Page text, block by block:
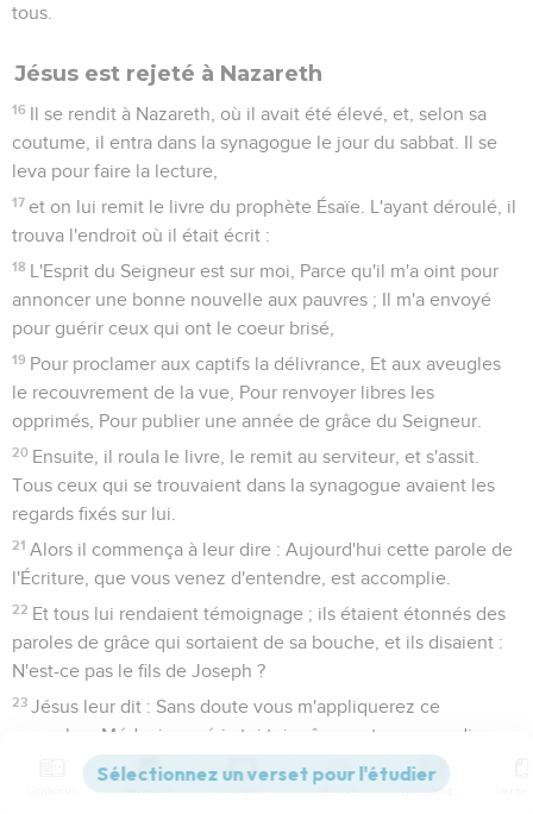
tous.
Jésus est rejeté à Nazareth
16 Il se rendit à Nazareth, où il avait été élevé, et, selon sa
coutume, il entra dans la synagogue le jour du sabbat. Il se
leva pour faire la lecture,
17 et on lui remit le livre du prophète Ésaïe. L'ayant déroulé, il
trouva l'endroit où il était écrit :
18 L'Esprit du Seigneur est sur moi, Parce qu'il m'a oint pour
annoncer une bonne nouvelle aux pauvres ; Il m'a envoyé
pour guérir ceux qui ont le coeur brisé,
19 Pour proclamer aux captifs la délivrance, Et aux aveugles
le recouvrement de la vue, Pour renvoyer libres les
opprimés, Pour publier une année de grâce du Seigneur.
20 Ensuite, il roula le livre, le remit au serviteur, et s'assit.
Tous ceux qui se trouvaient dans la synagogue avaient les
regards fixés sur lui.
21 Alors il commença à leur dire : Aujourd'hui cette parole de
l'Écriture, que vous venez d'entendre, est accomplie.
22 Et tous lui rendaient témoignage ; ils étaient étonnés des
paroles de grâce qui sortaient de sa bouche, et ils disaient :
N'est-ce pas le fils de Joseph ?
23 Jésus leur dit : Sans doute vous m'appliquerez ce
proverbe : Médecin, guéris-toi toi-même ; et vous me direz :
Fais ici, dans ta patrie, tout ce que nous avons appris que tu
as fait à Capernaüm.
Versions Commentaires Strong